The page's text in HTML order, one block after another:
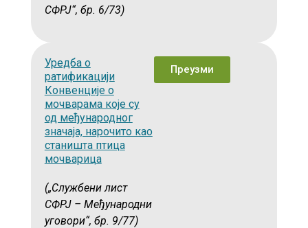
СФРЈ“, бр. 6/73)
Уредба о
ратификацији
Конвенције о
мочварама које су
од међународног
значаја, нарочито као
станишта птица
мочварица
(„Службени лист
СФРЈ – Међународни
уговори“, бр. 9/77)
Преузми